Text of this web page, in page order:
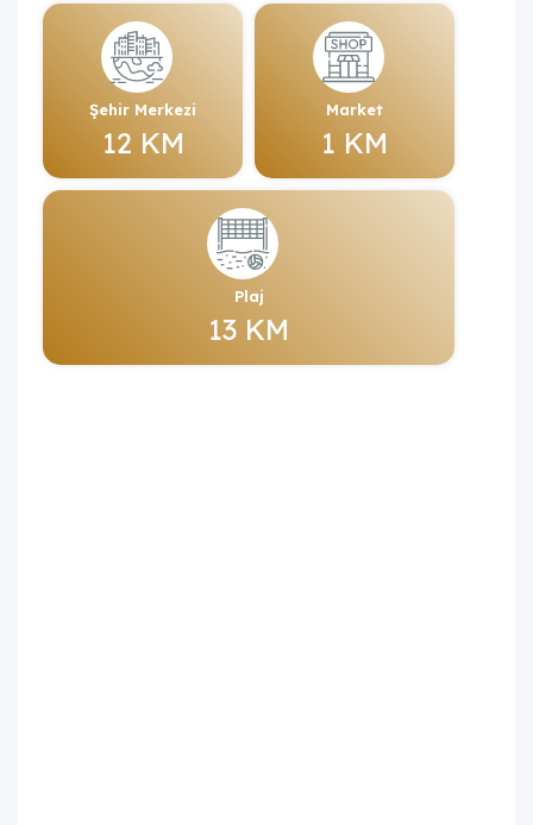
Şehir Merkezi
12 KM
Market
1 KM
Plaj
13 KM